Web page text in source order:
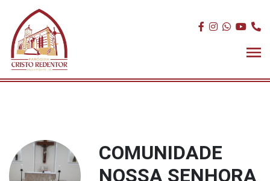
COMUNIDADE
NOSSA SENHORA